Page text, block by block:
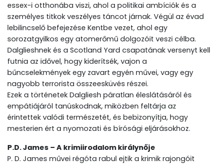
essex-i otthonába viszi, ahol a politikai ambíciók és a
személyes titkok veszélyes táncot járnak. Végül az évad
lebilincselő befejezése Kentbe vezet, ahol egy
sorozatgyilkos egy atomerőmű dolgozóit veszi célba.
Dalglieshnek és a Scotland Yard csapatának versenyt kell
futnia az idővel, hogy kiderítsék, vajon a
bűncselekmények egy zavart egyén művei, vagy egy
nagyobb terrorista összeesküvés részei.
Ezek a történetek Dalgliesh páratlan éleslátásáról és
empátiájáról tanúskodnak, miközben feltárja az
érintettek valódi természetét, és bebizonyítja, hogy
mesterien ért a nyomozati és bírósági eljárásokhoz.
P.D. James – A krimiirodalom királynője
P. D. James művei régóta rabul ejtik a krimik rajongóit